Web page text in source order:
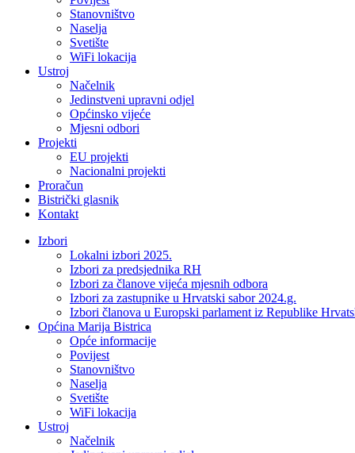
Stanovništvo
Naselja
Svetište
WiFi lokacija
Ustroj
Načelnik
Jedinstveni upravni odjel
Općinsko vijeće
Mjesni odbori
Projekti
EU projekti
Nacionalni projekti
Proračun
Bistrički glasnik
Kontakt
Izbori
Lokalni izbori 2025.
Izbori za predsjednika RH
Izbori za članove vijeća mjesnih odbora
Izbori za zastupnike u Hrvatski sabor 2024.g.
Izbori članova u Europski parlament iz Republike
Općina Marija Bistrica
Opće informacije
Povijest
Stanovništvo
Naselja
Svetište
WiFi lokacija
Ustroj
Načelnik